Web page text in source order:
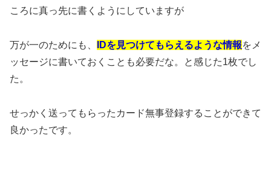
ころに真っ先に書くようにしていますが
万が一のためにも、 IDを見つけてもらえるような情報をメ
ッセージに書いておくことも必要だな。と感じた1枚でし
た。
せっかく送ってもらったカード無事登録することができて
良かったです。